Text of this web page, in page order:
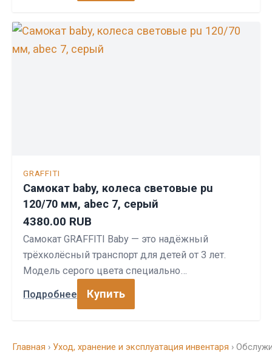
GRAFFITI
Самокат baby, колеса световые pu
120/70 мм, abec 7, серый
4380.00 RUB
Самокат GRAFFITI Baby — это надёжный
трёхколёсный транспорт для детей от 3 лет.
Модель серого цвета специально…
Подробнее Купить
Главная › Уход, хранение и эксплуатация инвентаря ›